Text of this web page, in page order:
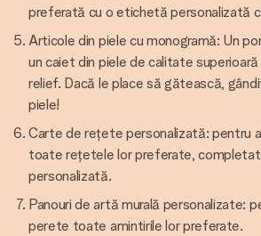
preferată cu o etichetă personalizată
Articole din piele cu monogramă: Un
un caiet din piele de calitate superioară
relief. Dacă le place să gătească,
piele!
Carte de rețete personalizată: pentru
toate rețetele lor preferate,
personalizată.
Panouri de artă murală personalizate:
perete toate amintirile lor preferate.